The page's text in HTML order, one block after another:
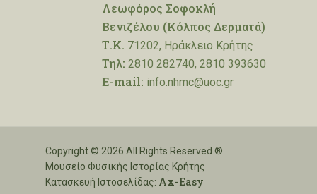
Λεωφόρος Σοφοκλή
Βενιζέλου (Κόλπος Δερματά)
Τ.Κ. 71202, Ηράκλειο Κρήτης
Τηλ: 2810 282740, 2810 393630
E-mail: info.nhmc@uoc.gr
Copyright © 2026 All Rights Reserved ®
Μουσείο Φυσικής Ιστορίας Κρήτης
Κατασκευή Ιστοσελίδας: Ax-Easy